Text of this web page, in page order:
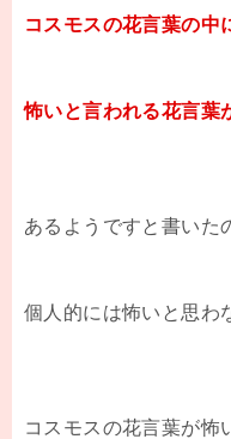
コスモスの花言葉の中
怖いと言われる花言葉
あるようですと書いた
個人的には怖いと思わ
コスモスの花言葉が怖